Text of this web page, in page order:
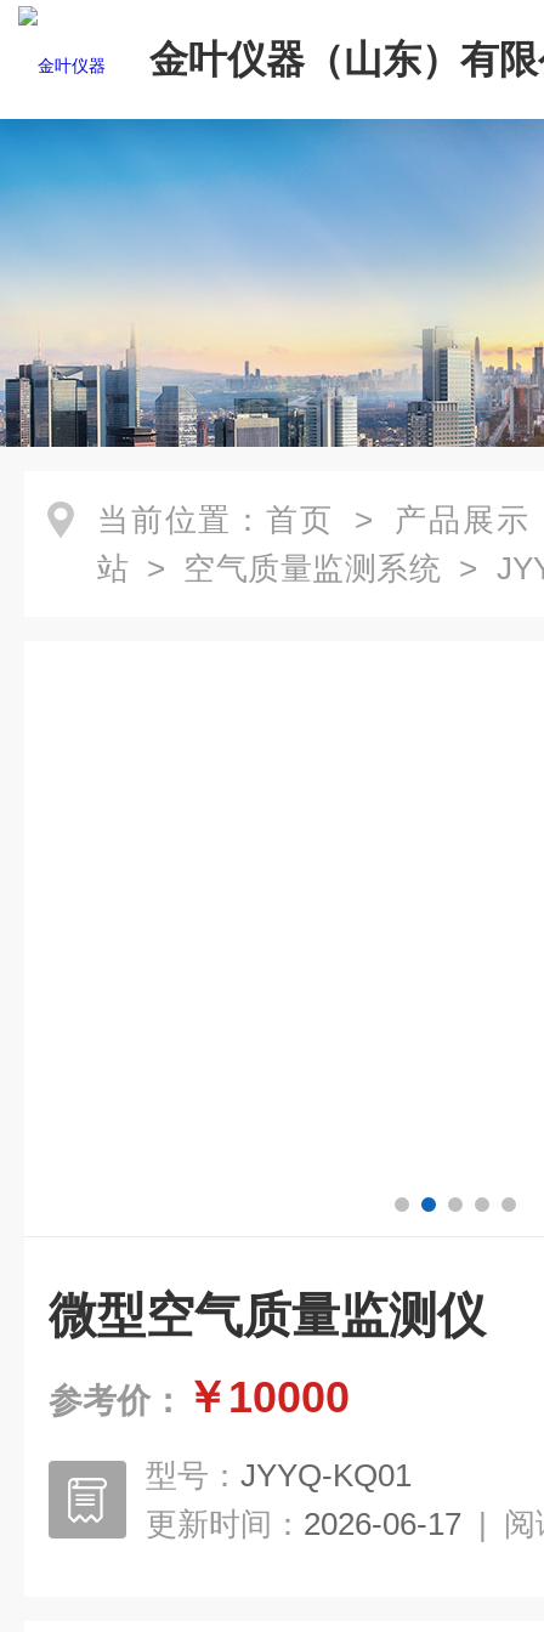
金叶仪器（山东）有
当前位置： 首页 > 产品展示
站 > 空气质量监测系统 >
微型空气质量监测仪
参考价： ￥10000
型号： JYYQ-KQ01
更新时间： 2026-06-17 | 阅